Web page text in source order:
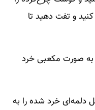
و تفت دهید تا
به صورت مکعبی خرد
دلمه‌ای خرد شده را به